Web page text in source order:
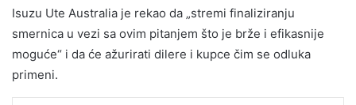
Isuzu Ute Australia je rekao da „stremi finaliziranju
smernica u vezi sa ovim pitanjem što je brže i efikasnije
moguće“ i da će ažurirati dilere i kupce čim se odluka
primeni.